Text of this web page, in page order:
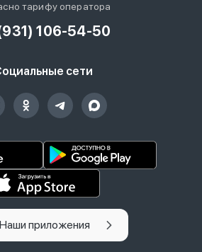
тарифу оператора
106-54-50
сети
Наши приложения